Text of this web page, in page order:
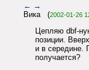
← →
Вика (2002-01-26
Цепляю dbf-
позиции.
и в середине.
получается?